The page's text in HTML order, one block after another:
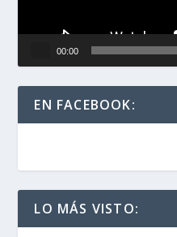
00:00
EN FACEBOOK:
LO MÁS VISTO: